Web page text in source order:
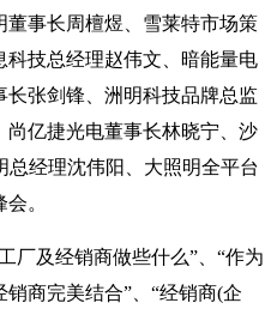
事长周檀煜、雪莱特市场策
技总经理赵伟文、暗能量电
张剑锋、洲明科技品牌总监
亿捷光电董事长林晓宁、沙
总经理沈伟阳、大照明全平台
。
厂及经销商做些什么”、“作为
商完美结合”、“经销商(企